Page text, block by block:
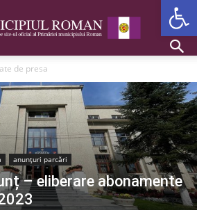
de presa
anunțuri parcări
– eliberare abonamente